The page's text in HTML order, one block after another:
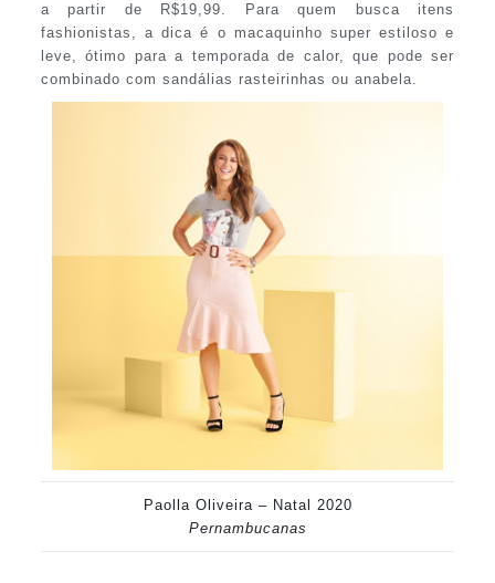
a partir de R$19,99. Para quem busca itens
fashionistas, a dica é o macaquinho super estiloso e
leve, ótimo para a temporada de calor, que pode ser
combinado com sandálias rasteirinhas ou anabela.
Paolla Oliveira – Natal 2020
Pernambucanas